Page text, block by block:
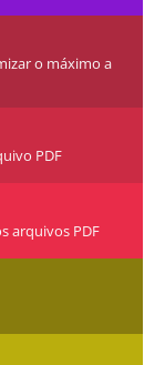
o máximo a
PDF
arquivos PDF